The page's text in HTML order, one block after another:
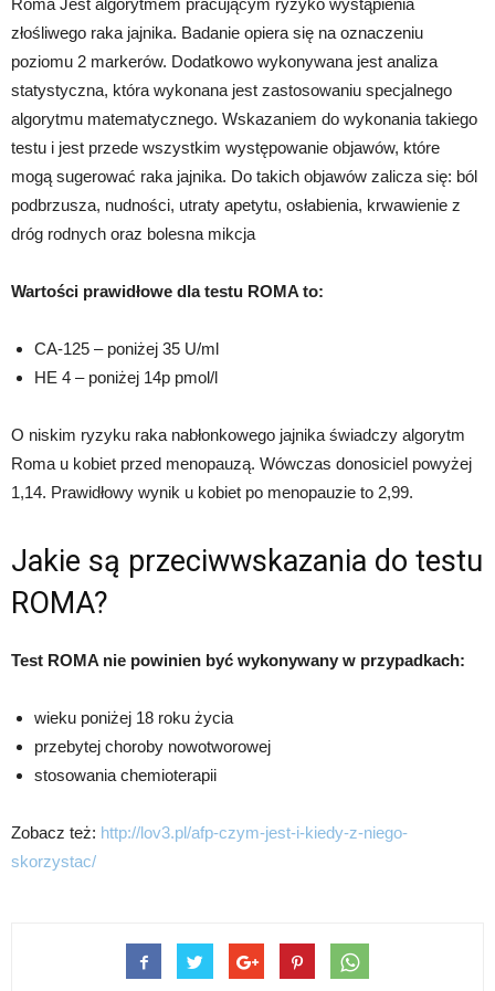
Roma Jest algorytmem pracującym ryzyko wystąpienia
złośliwego raka jajnika. Badanie opiera się na oznaczeniu
poziomu 2 markerów. Dodatkowo wykonywana jest analiza
statystyczna, która wykonana jest zastosowaniu specjalnego
algorytmu matematycznego. Wskazaniem do wykonania takiego
testu i jest przede wszystkim występowanie objawów, które
mogą sugerować raka jajnika. Do takich objawów zalicza się: ból
podbrzusza, nudności, utraty apetytu, osłabienia, krwawienie z
dróg rodnych oraz bolesna mikcja
Wartości prawidłowe dla testu ROMA to:
CA-125 – poniżej 35 U/ml
HE 4 – poniżej 14p pmol/l
O niskim ryzyku raka nabłonkowego jajnika świadczy algorytm
Roma u kobiet przed menopauzą. Wówczas donosiciel powyżej
1,14. Prawidłowy wynik u kobiet po menopauzie to 2,99.
Jakie są przeciwwskazania do testu
ROMA?
Test ROMA nie powinien być wykonywany w przypadkach:
wieku poniżej 18 roku życia
przebytej choroby nowotworowej
stosowania chemioterapii
Zobacz też: http://lov3.pl/afp-czym-jest-i-kiedy-z-niego-
skorzystac/